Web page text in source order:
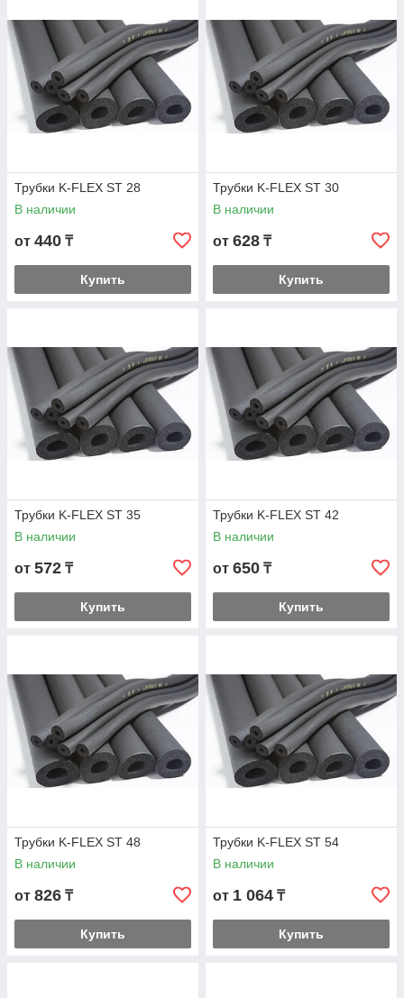
Трубки K-FLEX ST 28
В наличии
от 440 ₸
Купить
Трубки K-FLEX ST 30
В наличии
от 628 ₸
Купить
Трубки K-FLEX ST 35
В наличии
от 572 ₸
Купить
Трубки K-FLEX ST 42
В наличии
от 650 ₸
Купить
Трубки K-FLEX ST 48
В наличии
от 826 ₸
Купить
Трубки K-FLEX ST 54
В наличии
от 1 064 ₸
Купить